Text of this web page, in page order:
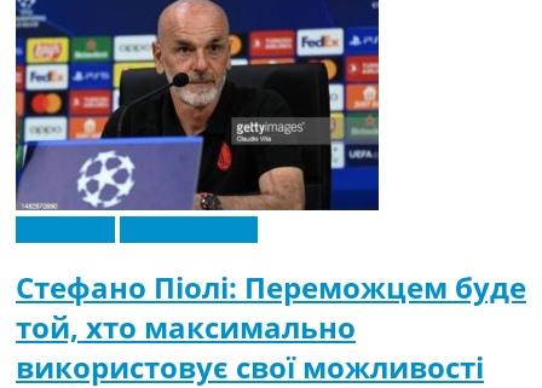
Стефано Піолі: Переможцем буде
той, хто максимально
використовує свої можливості